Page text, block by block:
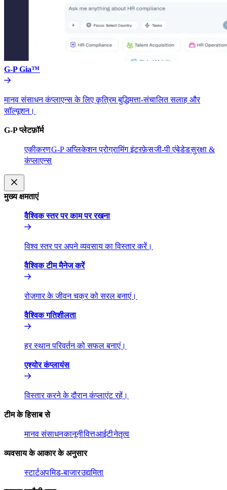
G-P Gia™​​
मानव संसाधन कंप्लाएन्स के लिए कृत्रिम बुद्धिमत्ता-संचालित सलाह और
सॉल्यूशन।​​
G-P प्लेटफ़ॉर्म​​
एकीकरण​​G-P अप्लिकेशन प्रोग्रामिंग इंटरफ़ेस​​जी-पी एंबेडेड​​सुरक्षा &
कंप्लाएन्स​​
मुख्य क्षमताएं​​
वैश्विक स्तर पर काम पर रखना​​
विश्व स्तर पर अपने व्यवसाय का विस्तार करें।​​
वैश्विक टीम मैनेज करें​​
रोज़गार के जीवन चक्र को सरल बनाएं।​​
वैश्विक गतिशीलता​​
हर स्थान परिवर्तन को सफल बनाएं।​​
एश्योर कंप्लायंस​​
विस्तार करने के दौरान कंप्लाएंट रहें।​​
टीम के हिसाब से​​
मानव संसाधन​​कानूनी​​वित्त​​आईटी​​नेतृत्व​​
व्यवसाय के आकार के अनुसार​​
स्टार्टअप​​मिड-बाजार​​उद्यमिता​​